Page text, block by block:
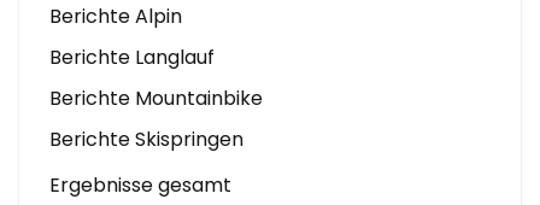
Berichte Alpin
Berichte Langlauf
Berichte Mountainbike
Berichte Skispringen
Ergebnisse gesamt